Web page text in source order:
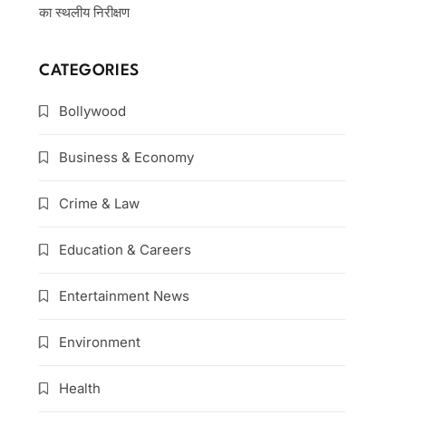
का स्थलीय निरीक्षण
CATEGORIES
Bollywood
Business & Economy
Crime & Law
Education & Careers
Entertainment News
Environment
Health